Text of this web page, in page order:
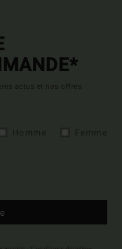
actus et nos offres